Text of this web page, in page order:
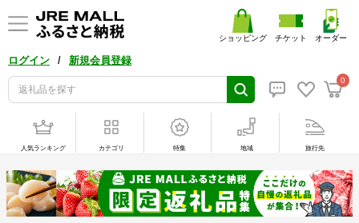
ログイン / 新規会員登録
0
ショッピング チケット オーダー
人気ランキング カテゴリ 特集 地域 旅行先